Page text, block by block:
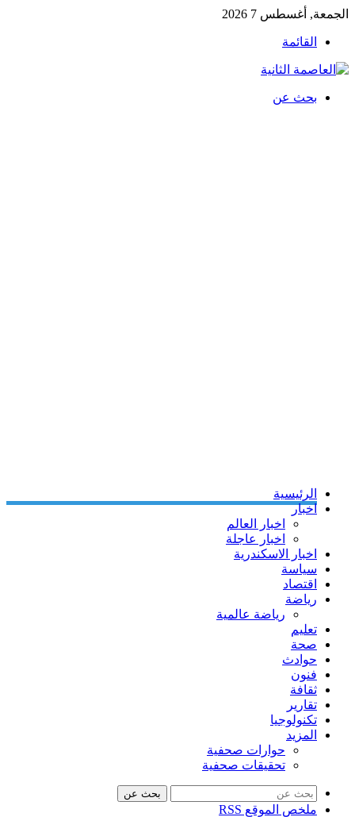
الجمعة, أغسطس 7 2026
القائمة
بحث عن
الرئيسية
اخبار
اخبار العالم
اخبار عاجلة
اخبار الاسكندرية
سياسة
اقتصاد
رياضة
رياضة عالمية
تعليم
صحة
حوادث
فنون
ثقافة
تقارير
تكنولوجيا
المزيد
حوارات صحفية
تحقيقات صحفية
بحث عن
ملخص الموقع RSS